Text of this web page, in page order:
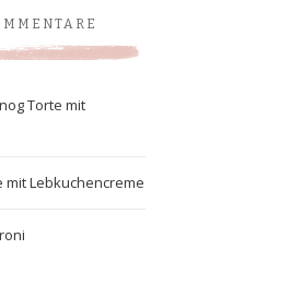
Torte mit
mit Lebkuchencreme